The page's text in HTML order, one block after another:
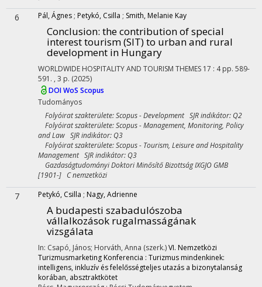
6 Pál, Ágnes ; Petykó, Csilla ; Smith, Melanie Kay
Conclusion: the contribution of special
interest tourism (SIT) to urban and rural
development in Hungary
WORLDWIDE HOSPITALITY AND TOURISM THEMES 17 : 4 pp. 589-
591. , 3 p. (2025)
DOIWoS Scopus
Tudományos
Folyóirat szakterülete: Scopus - Development SJR indikátor: Q2
Folyóirat szakterülete: Scopus - Management, Monitoring, Policy
and Law SJR indikátor: Q3
Folyóirat szakterülete: Scopus - Tourism, Leisure and Hospitality
Management SJR indikátor: Q3
Gazdaságtudományi Doktori Minősítő Bizottság IXGJO GMB
[1901-] C nemzetközi
7 Petykó, Csilla ; Nagy, Adrienne
A budapesti szabadulószoba
vállalkozások rugalmasságának
vizsgálata
In: Csapó, János; Horváth, Anna (szerk.)VI. Nemzetközi
Turizmusmarketing Konferencia : Turizmus mindenkinek:
intelligens, inkluzív és felelősségteljes utazás a bizonytalanság
korában, absztraktkötet